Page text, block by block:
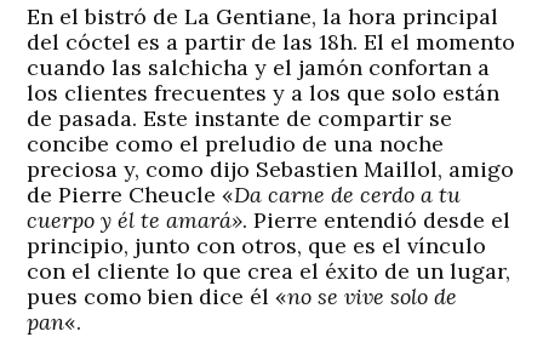
En el bistró de La Gentiane, la hora principal
del cóctel es a partir de las 18h. El el momento
cuando las salchicha y el jamón confortan a
los clientes frecuentes y a los que solo están
de pasada. Este instante de compartir se
concibe como el preludio de una noche
preciosa y, como dijo Sebastien Maillol, amigo
de Pierre Cheucle «Da carne de cerdo a tu
cuerpo y él te amará». Pierre entendió desde el
principio, junto con otros, que es el vínculo
con el cliente lo que crea el éxito de un lugar,
pues como bien dice él «no se vive solo de
pan«.